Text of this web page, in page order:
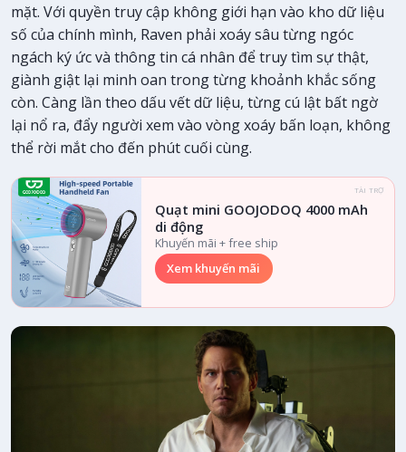
mặt. Với quyền truy cập không giới hạn vào kho dữ liệu
số của chính mình, Raven phải xoáy sâu từng ngóc
ngách ký ức và thông tin cá nhân để truy tìm sự thật,
giành giật lại minh oan trong từng khoảnh khắc sống
còn. Càng lần theo dấu vết dữ liệu, từng cú lật bất ngờ
lại nổ ra, đẩy người xem vào vòng xoáy bấn loạn, không
thể rời mắt cho đến phút cuối cùng.
TÀI TRỢ
Quạt mini GOOJODOQ 4000 mAh
di động
Khuyến mãi + free ship
Xem khuyến mãi